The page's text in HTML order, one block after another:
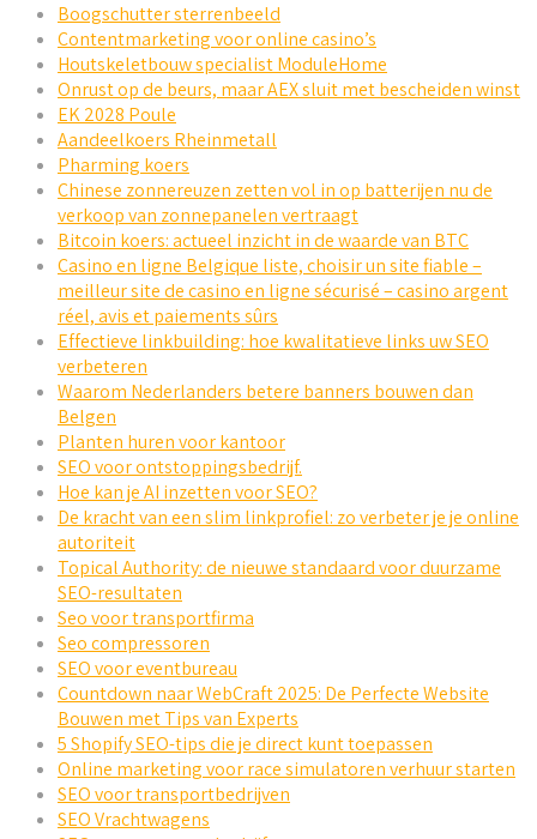
Boogschutter sterrenbeeld
Contentmarketing voor online casino’s
Houtskeletbouw specialist ModuleHome
Onrust op de beurs, maar AEX sluit met bescheiden winst
EK 2028 Poule
Aandeelkoers Rheinmetall
Pharming koers
Chinese zonnereuzen zetten vol in op batterijen nu de
verkoop van zonnepanelen vertraagt
Bitcoin koers: actueel inzicht in de waarde van BTC
Casino en ligne Belgique liste, choisir un site fiable –
meilleur site de casino en ligne sécurisé – casino argent
réel, avis et paiements sûrs
Effectieve linkbuilding: hoe kwalitatieve links uw SEO
verbeteren
Waarom Nederlanders betere banners bouwen dan
Belgen
Planten huren voor kantoor
SEO voor ontstoppingsbedrijf.
Hoe kan je AI inzetten voor SEO?
De kracht van een slim linkprofiel: zo verbeter je je online
autoriteit
Topical Authority: de nieuwe standaard voor duurzame
SEO-resultaten
Seo voor transportfirma
Seo compressoren
SEO voor eventbureau
Countdown naar WebCraft 2025: De Perfecte Website
Bouwen met Tips van Experts
5 Shopify SEO-tips die je direct kunt toepassen
Online marketing voor race simulatoren verhuur starten
SEO voor transportbedrijven
SEO Vrachtwagens